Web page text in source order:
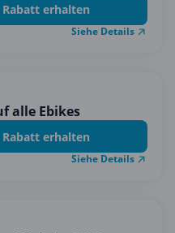
Rabatt erhalten
Siehe Details
alle Ebikes
Rabatt erhalten
Siehe Details